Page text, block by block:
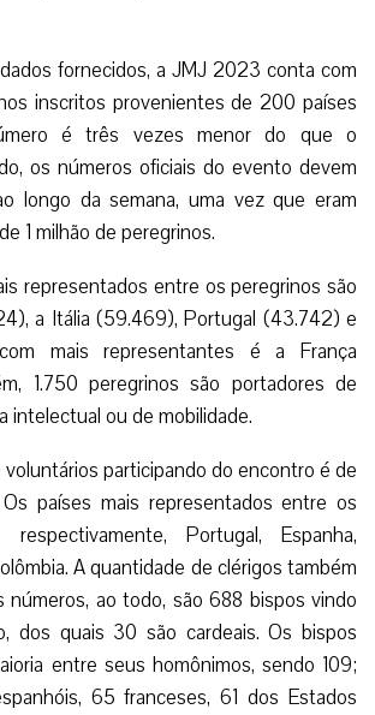
fornecidos, a JMJ 2023 conta com
inscritos provenientes de 200 países
é três vezes menor do que o
os números oficiais do evento devem
longo da semana, uma vez que eram
1 milhão de peregrinos.
representados entre os peregrinos são
a Itália (59.469), Portugal (43.742) e
mais representantes é a França
1.750 peregrinos são portadores de
intelectual ou de mobilidade.
participando do encontro é de
países mais representados entre os
respectivamente, Portugal, Espanha,
A quantidade de clérigos também
números, ao todo, são 688 bispos vindo
dos quais 30 são cardeais. Os bispos
entre seus homônimos, sendo 109;
65 franceses, 61 dos Estados